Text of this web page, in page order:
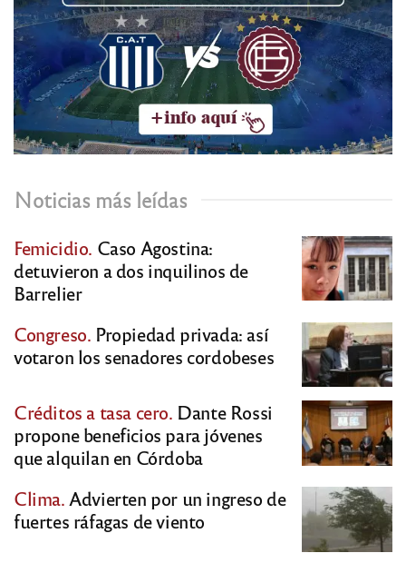
Noticias más leídas
Femicidio. Caso Agostina:
detuvieron a dos inquilinos de
Barrelier
Congreso. Propiedad privada: así
votaron los senadores cordobeses
Créditos a tasa cero. Dante Rossi
propone beneficios para jóvenes
que alquilan en Córdoba
Clima. Advierten por un ingreso de
fuertes ráfagas de viento